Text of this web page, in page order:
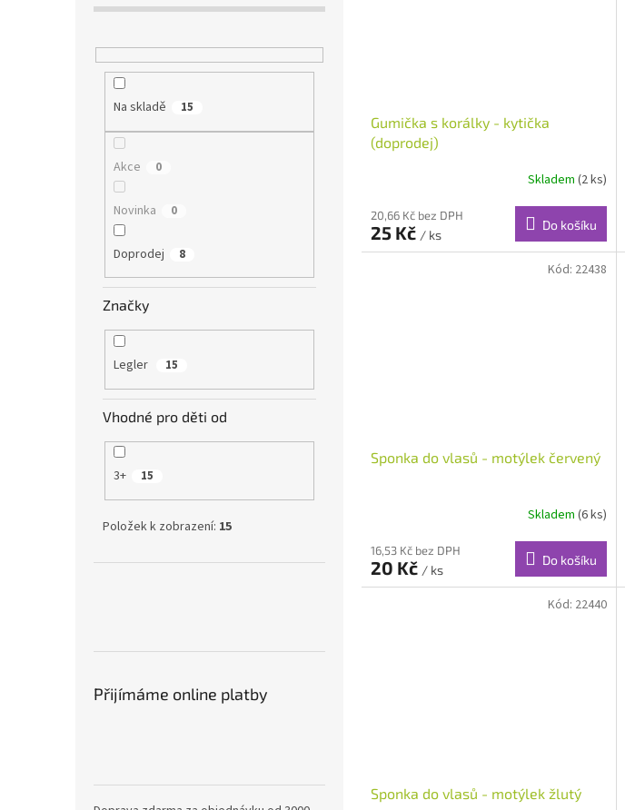
Na skladě 15
Akce 0
Novinka 0
Doprodej 8
Značky
Legler 15
Vhodné pro děti od
3+ 15
Položek k zobrazení: 15
Přijímáme online platby
Gumička s korálky - kytička
(doprodej)
Skladem (2 ks)
20,66 Kč bez DPH
25 Kč / ks
Do košíku
Sponka do vlasů - motýlek červený
Skladem (6 ks)
16,53 Kč bez DPH
20 Kč / ks
Do košíku
Kód: 22438
Sponka do vlasů - motýlek žlutý
Kód: 22440